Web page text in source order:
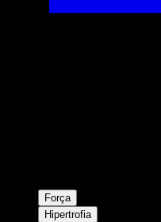
Força
Hipertrofia